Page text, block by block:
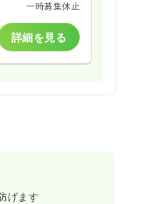
一時募集休止
詳細を見る
げます